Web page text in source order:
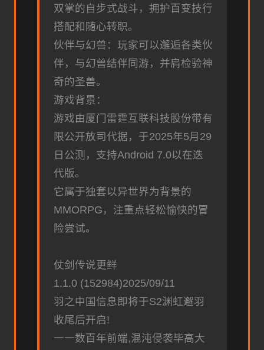
双掌的自步式战斗，拥护百变技行
搭配和随心转职。
伙伴与幻兽：玩家可以邂逅各类伙
伴，与幻兽结伴同游，并肩检验神
奇的圣兽。
游戏背景：
游戏由厦门雷霆互联科技股份带有
限公开放司代据，于2025年5月29
日公测，支持Android 7.0以在迭
代版。
它属于独套以异世界为背景的
MMORPG，注重点轻松愉快的冒
险尝试。
仗剑传说更鲜
1.1.0 (152984)2025/09/11
羽之中国信息即将于S2渊虹邂羽
收尾后开启!
一一数百年前端,混沌侵袭毕高大